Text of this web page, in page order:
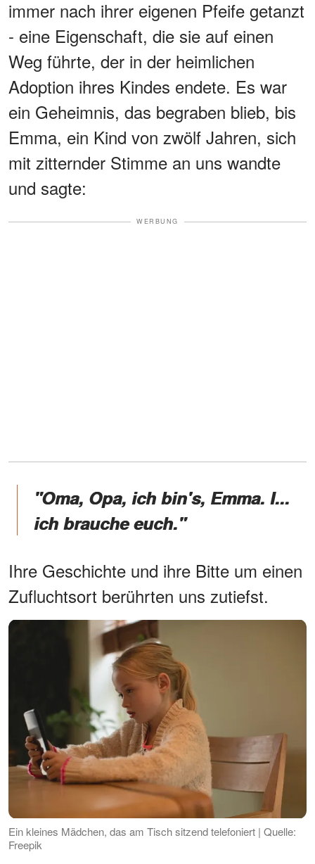
immer nach ihrer eigenen Pfeife getanzt
- eine Eigenschaft, die sie auf einen
Weg führte, der in der heimlichen
Adoption ihres Kindes endete. Es war
ein Geheimnis, das begraben blieb, bis
Emma, ein Kind von zwölf Jahren, sich
mit zitternder Stimme an uns wandte
und sagte:
WERBUNG
"Oma, Opa, ich bin's, Emma. I...
ich brauche euch."
Ihre Geschichte und ihre Bitte um einen
Zufluchtsort berührten uns zutiefst.
Ein kleines Mädchen, das am Tisch sitzend telefoniert | Quelle:
Freepik